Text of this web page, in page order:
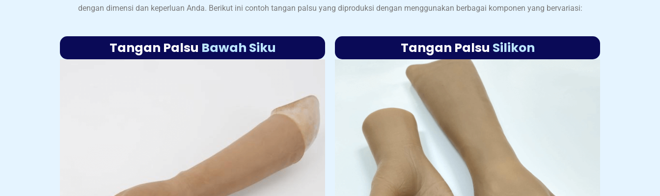
dengan dimensi dan keperluan Anda. Berikut ini contoh tangan palsu yang diproduksi dengan menggunakan berbagai komponen yang bervariasi:
Tangan Palsu Bawah Siku Tangan Palsu Silikon